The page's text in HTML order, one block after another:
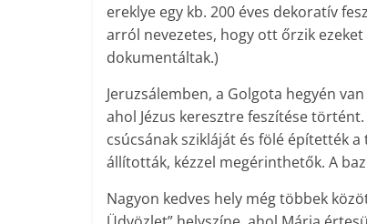
ereklye egy kb. 200 éves dekoratív
arról nevezetes, hogy ott őrzik
dokumentáltak.)
Jeruzsálemben, a Golgota hegyén
ahol Jézus keresztre feszítése
csúcsának szikláját és fölé építették
állították, kézzel megérinthetők. A
Nagyon kedves hely még többek